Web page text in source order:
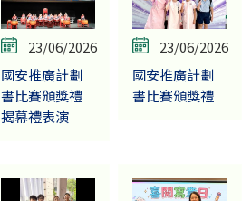
23/06/2026
國安推廣計劃
書比賽頒獎禮
揭幕禮表演
23/06/2026
國安推廣計劃
書比賽頒獎禮